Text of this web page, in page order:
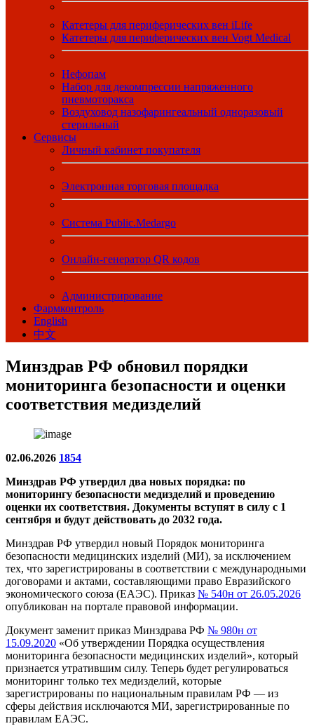
Катетеры для периферических вен iLife
Катетеры для периферических вен Vogt Medical
Нефопам
Набор для декомпрессии напряженного
пневмоторакса
Воздуховод назофарингеальный одноразовый
стерильный
Сервисы
Личный кабинет покупателя
Электронная торговая площадка
Система Public.Medargo
Онлайн-генератор QR кодов
Администрирование
Фармконтроль
English
中文
Минздрав РФ обновил порядки
мониторинга безопасности и оценки
соответствия медизделий
02.06.2026 1854
Минздрав РФ утвердил два новых порядка: по
мониторингу безопасности медизделий и проведению
оценки их соответствия. Документы вступят в силу с 1
сентября и будут действовать до 2032 года.
Минздрав РФ утвердил новый Порядок мониторинга
безопасности медицинских изделий (МИ), за исключением
тех, что зарегистрированы в соответствии с международными
договорами и актами, составляющими право Евразийского
экономического союза (ЕАЭС). Приказ № 540н от 26.05.2026
опубликован на портале правовой информации.
Документ заменит приказ Минздрава РФ № 980н от
15.09.2020 «Об утверждении Порядка осуществления
мониторинга безопасности медицинских изделий», который
признается утратившим силу. Теперь будет регулироваться
мониторинг только тех медизделий, которые
зарегистрированы по национальным правилам РФ — из
сферы действия исключаются МИ, зарегистрированные по
правилам ЕАЭС.